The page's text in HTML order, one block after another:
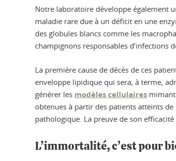
Notre laboratoire développe également
maladie rare due à un déficit en une
des globules blancs comme les
champignons responsables d’infections
La première cause de décès de ces
enveloppe lipidique qui sera, à terme,
générer les modèles cellulaires
obtenues à partir des patients atteints de
pathologique. La preuve de son
L’immortalité, c’est pour